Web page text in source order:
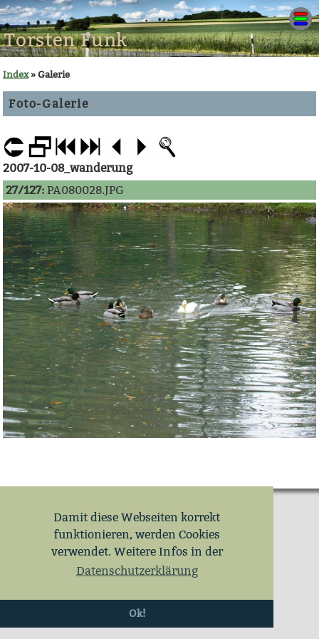
Damit diese Webseiten korrekt
funktionieren, werden Cookies
verwendet. Weitere Infos in der
Datenschutzerklärung
Ok!
Torsten Funk
Index» Galerie
Foto-Galerie
2007-10-08_wanderung
27/127: PA080028.JPG